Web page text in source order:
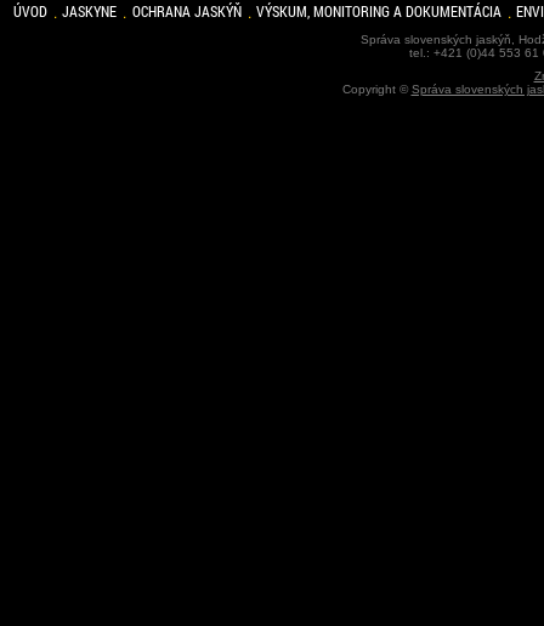
ÚVOD JASKYNE OCHRANA JASKÝŇ VÝSKUM, MONITORING A DOKUMENTÁCIA
Správa slovenských jaskýň,
tel.: +421 (0)44 553
Copyright ©Správa slovenských